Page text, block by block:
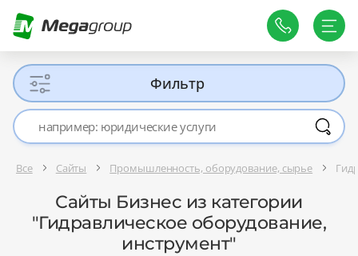
Фильтр
Все Сайты Промышленность, оборудование, сырье
Сайты Бизнес из категории
"Гидравлическое оборудование,
инструмент"